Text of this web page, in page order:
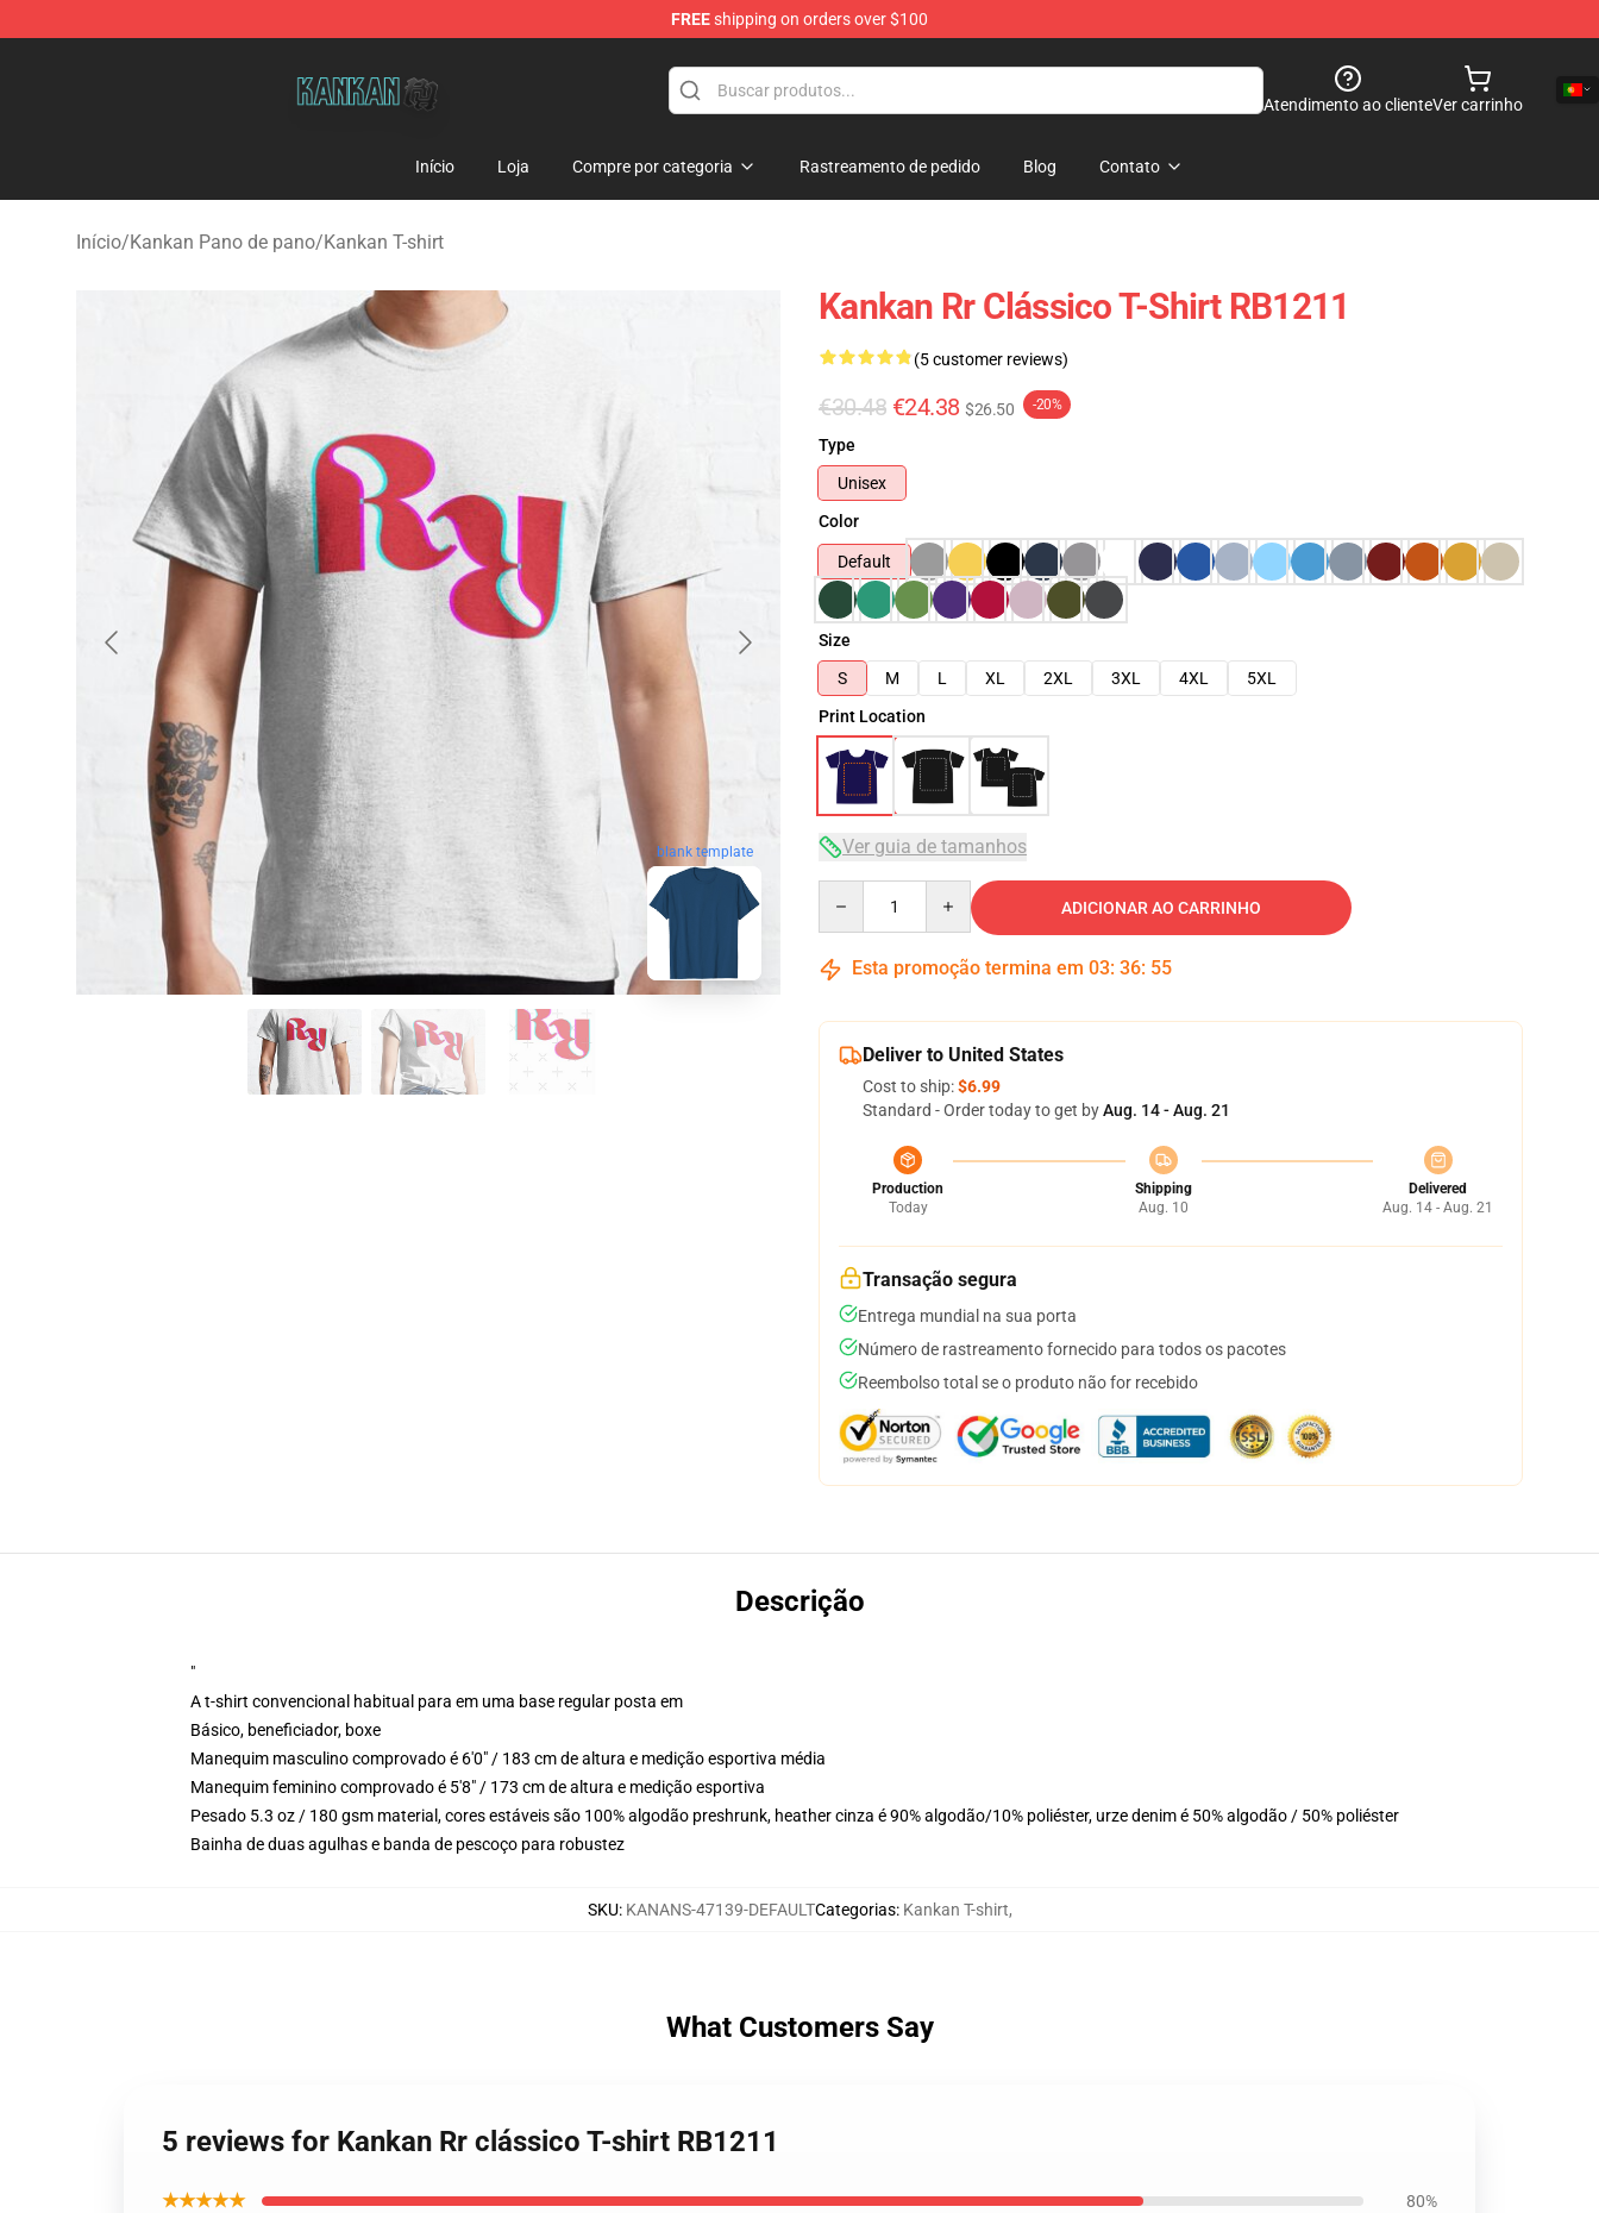
FREEshipping on orders over $100
Atendimento ao clienteVer carrinho
Início Loja Compre por categoria Rastreamento de pedido Blog Contato
Início/Kankan Pano de pano/Kankan T-shirt
blank template
Kankan Rr Clássico T-Shirt RB1211
(5 customer reviews)
€30.48 €24.38 $26.50 -20%
Type
Unisex
Color
Default
Size
S
M L XL 2XL 3XL 4XL
5XL
Print Location
Ver guia de tamanhos
ADICIONAR AO CARRINHO
Esta promoção termina em 03: 36: 54
Deliver to United States
Cost to ship:$6.99
Standard - Order today to get byAug. 14 - Aug. 21
Production
Today
Shipping
Aug. 10
Delivered
Aug. 14 - Aug. 21
Transação segura
Entrega mundial na sua porta
Número de rastreamento fornecido para todos os pacotes
Reembolso total se o produto não for recebido
Descrição
"
A t-shirt convencional habitual para em uma base regular posta em
Básico, beneficiador, boxe
Manequim masculino comprovado é 6'0" / 183 cm de altura e medição esportiva média
Manequim feminino comprovado é 5'8" / 173 cm de altura e medição esportiva
Pesado 5.3 oz / 180 gsm material, cores estáveis são 100% algodão preshrunk, heather cinza é 90% algodão/10% poliéster, urze denim é 50% algodão / 50% poliéster
Bainha de duas agulhas e banda de pescoço para robustez
SKU: KANANS-47139-DEFAULTCategorias: Kankan T-shirt,
What Customers Say
5 reviews for Kankan Rr clássico T-shirt RB1211
★★★★★ 80%